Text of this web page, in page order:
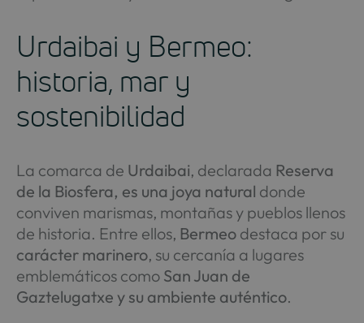
Urdaibai y Bermeo:
historia, mar y
sostenibilidad
La comarca de Urdaibai, declarada Reserva
de la Biosfera, es una joya natural donde
conviven marismas, montañas y pueblos llenos
de historia. Entre ellos, Bermeodestaca por su
carácter marinero, su cercanía a lugares
emblemáticos como San Juan de
Gaztelugatxe y su ambiente auténtico.